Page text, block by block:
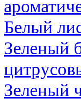
Белый
Зеленый
Зеленый